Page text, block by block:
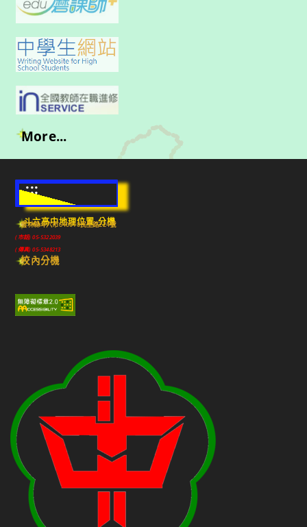
More...
:::
斗六高中地理位置-分機
雲林縣斗六市640010民生路224號
(市話) 05-5322039
(傳真) 05-5348213
校內分機